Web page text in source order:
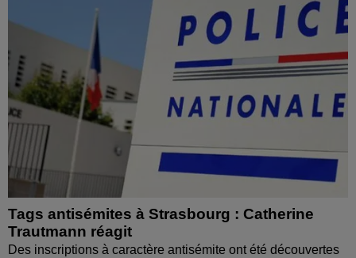
Tags antisémites à Strasbourg : Catherine
Trautmann réagit
Des inscriptions à caractère antisémite ont été découvertes